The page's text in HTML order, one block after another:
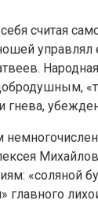
считая
«соляной